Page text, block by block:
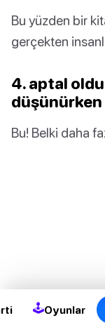
Bu yüzden bir
gerçekten
4. aptal
düşünürken
Bu! Belki daha
🕹Oyunlar